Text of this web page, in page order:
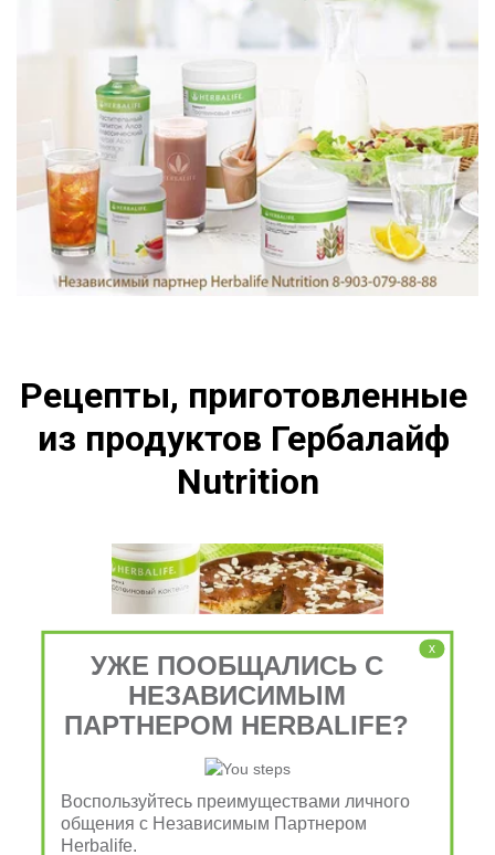
Рецепты, приготовленные
из продуктов Гербалайф
Nutrition
x
УЖЕ ПООБЩАЛИСЬ С
НЕЗАВИСИМЫМ
ПАРТНЕРОМ HERBALIFE?
Воспользуйтесь преимуществами личного
общения с Независимым Партнером
Herbalife.